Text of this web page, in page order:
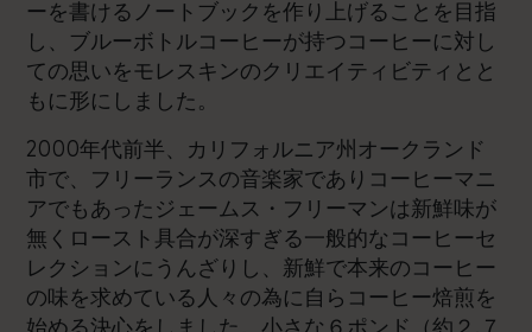
ーを書けるノートブックを作り上げることを目指
し、ブルーボトルコーヒーが持つコーヒーに対し
ての思いをモレスキンのクリエイティビティとと
もに形にしました。
2000年代前半、カリフォルニア州オークランド
市で、フリーランスの音楽家でありコーヒーマニ
アでもあったジェームス・フリーマンは新鮮味が
無くロースト具合が深すぎる一般的なコーヒーセ
レクションにうんざりし、新鮮で本来のコーヒー
の味を求めている人々の為に自らコーヒー焙煎を